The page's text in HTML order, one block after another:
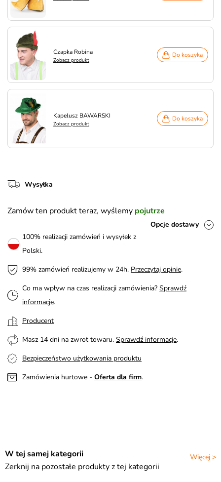
Czapka Robina
Zobacz produkt
Do koszyka
Kapelusz BAWARSKI
Zobacz produkt
Do koszyka
Wysyłka
Zamów ten produkt teraz, wyślemy pojutrze
Opcje dostawy
100% realizacji zamówień i wysyłek z
Polski.
99% zamówień realizujemy w 24h. Przeczytaj opinie.
Co ma wpływ na czas realizacji zamówienia? Sprawdź
informacje.
Producent
Masz 14 dni na zwrot towaru. Sprawdź informacje.
Bezpieczeństwo użytkowania produktu
Zamówienia hurtowe - Oferta dla firm.
Więcej >
W tej samej kategorii
Zerknij na pozostałe produkty z tej kategorii